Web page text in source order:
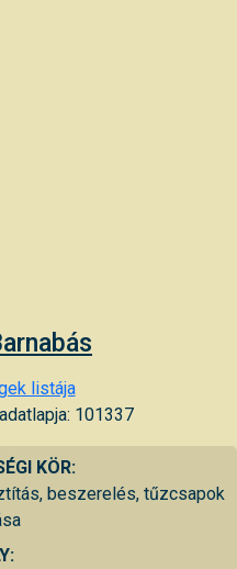
listája
101337
KÖR:
beszerelés, tűzcsapok